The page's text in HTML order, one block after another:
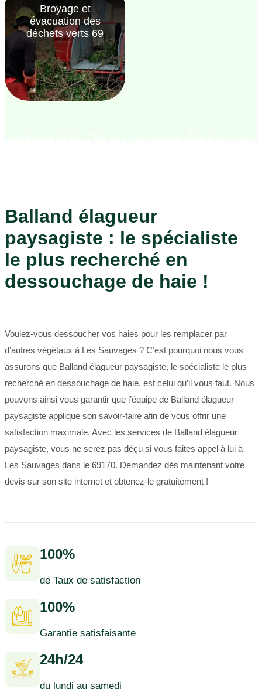
Broyage et
évacuation des
déchets verts 69
Balland élagueur
paysagiste : le spécialiste
le plus recherché en
dessouchage de haie !
Voulez-vous dessoucher vos haies pour les remplacer par
d’autres végétaux à Les Sauvages ? C’est pourquoi nous vous
assurons que Balland élagueur paysagiste, le spécialiste le plus
recherché en dessouchage de haie, est celui qu’il vous faut. Nous
pouvons ainsi vous garantir que l’équipe de Balland élagueur
paysagiste applique son savoir-faire afin de vous offrir une
satisfaction maximale. Avec les services de Balland élagueur
paysagiste, vous ne serez pas déçu si vous faites appel à lui à
Les Sauvages dans le 69170. Demandez dès maintenant votre
devis sur son site internet et obtenez-le gratuitement !
100%
de Taux de satisfaction
100%
Garantie satisfaisante
24h/24
du lundi au samedi